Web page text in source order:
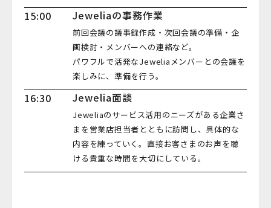
15:00 Jeweliaの事務作業
前回会議の議事録作成・次回会議の準備・企
画検討・メンバーへの連絡など。
パワフルで活発なJeweliaメンバーとの会議を
楽しみに、準備を行う。
16:30 Jewelia面談
Jeweliaのサービス活用のニーズがある企業さ
まを営業店担当者とともに訪問し、具体的な
内容を練っていく。直接お客さまのお声を聴
ける貴重な時間を大切にしている。